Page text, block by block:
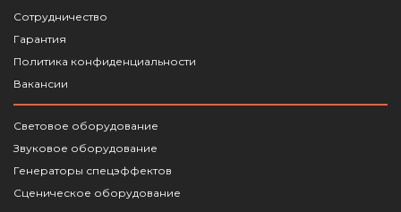
Сотрудничество
Гарантия
Политика конфиденциальности
Вакансии
Световое оборудование
Звуковое оборудование
Генераторы спецэффектов
Сценическое оборудование